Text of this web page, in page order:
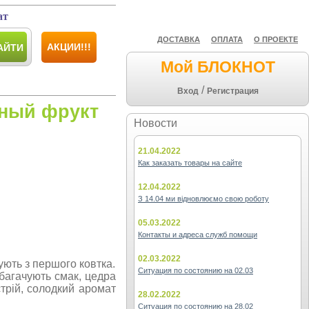
ДОСТАВКА ОПЛАТА О ПРОЕКТЕ
Мой БЛОКНОТ
Вход / Регистрация
Новости
21.04.2022
Как заказать товары на сайте
12.04.2022
З 14.04 ми відновлюємо свою роботу
05.03.2022
Контакты и адреса служб помощи
02.03.2022
Ситуация по состоянию на 02.03
28.02.2022
Ситуация по состоянию на 28.02
АКЦИИ!!!
фрукт
з першого ковтка.
смак, цедра
солодкий аромат